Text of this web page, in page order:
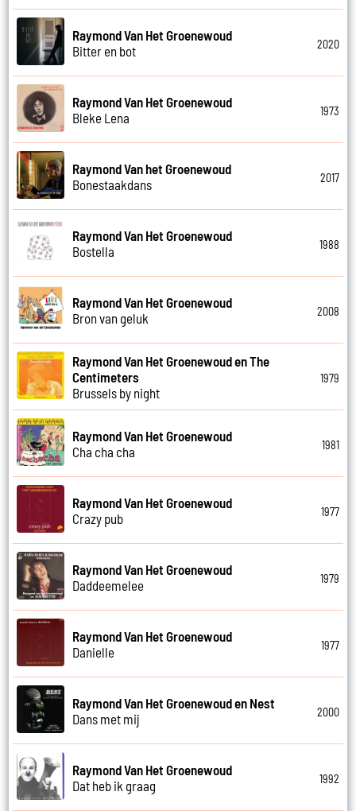
Raymond Van Het Groenewoud
Bitter en bot
2020
Raymond Van Het Groenewoud
Bleke Lena
1973
Raymond Van het Groenewoud
Bonestaakdans
2017
Raymond Van Het Groenewoud
Bostella
1988
Raymond Van Het Groenewoud
Bron van geluk
2008
Raymond Van Het Groenewoud en The
Centimeters
Brussels by night
1979
Raymond Van Het Groenewoud
Cha cha cha
1981
Raymond Van Het Groenewoud
Crazy pub
1977
Raymond Van Het Groenewoud
Daddeemelee
1979
Raymond Van Het Groenewoud
Danielle
1977
Raymond Van Het Groenewoud en Nest
Dans met mij
2000
Raymond Van Het Groenewoud
Dat heb ik graag
1992